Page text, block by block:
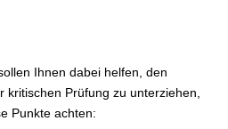
Ihnen dabei helfen, den
Prüfung zu unterziehen,
Punkte achten: